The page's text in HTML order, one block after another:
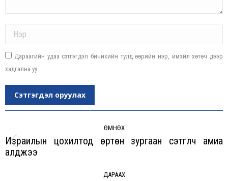
Дараагийн удаа сэтгэгдэл бичихийн тулд өөрийн нэр, имэйл хөтөч дээр
хадгална уу.
Сэтгэгдэл оруулах
ӨМНӨХ
Previous
Израилын цохилтод өртөн зургаан сэтгүүлч амиа
алджээ
ДАРААХ